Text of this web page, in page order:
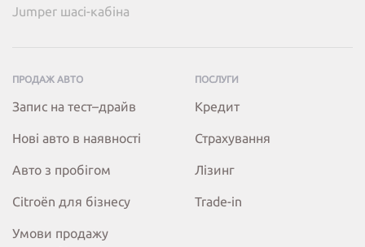
Jumper шасі-кабіна
ПРОДАЖ АВТО
Запис на тест–драйв
Нові авто в наявності
Авто з пробігом
Citroёn для бізнесу
Умови продажу
ПОСЛУГИ
Кредит
Страхування
Лізинг
Trade-in